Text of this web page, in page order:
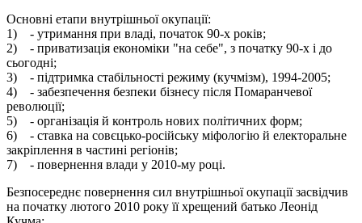
Основні етапи внутрішньої окупації:
1) - утримання при владі, початок 90-х років;
2) - приватизація економіки "на себе", з початку 90-х і до
сьогодні;
3) - підтримка стабільності режиму (кучмізм), 1994-2005;
4) - забезпечення безпеки бізнесу після Помаранчевої
революції;
5) - організація й контроль нових політичних форм;
6) - ставка на совєцько-російську міфологію й електоральне
закріплення в частині регіонів;
7) - повернення влади у 2010-му році.
Безпосереднє повернення сил внутрішньої окупації засвідчив
на початку лютого 2010 року її хрещений батько Леонід